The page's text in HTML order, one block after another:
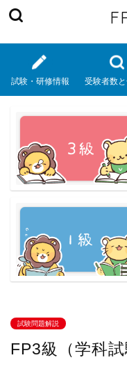
試験・研修情報 受験者数
試験問題解説
FP3級（学科